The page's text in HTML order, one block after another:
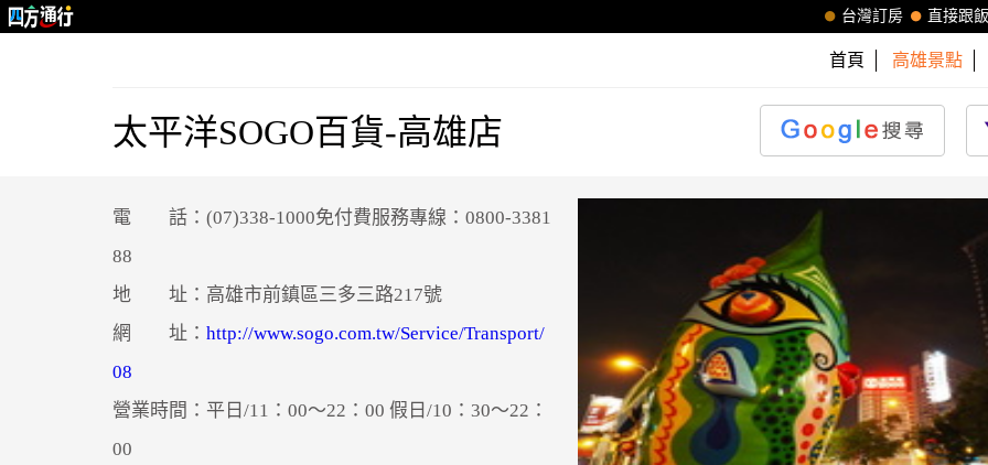
直接跟
台灣訂房
首頁 高雄景點
太平洋SOGO百貨-高雄店
電 話：(07)338-1000免付費服務專線：0800-3381
88
地 址：高雄市前鎮區三多三路217號
網 址： http://www.sogo.com.tw/Service/Transport/
08
營業時間：平日/11：00～22：00 假日/10：30～22：
00